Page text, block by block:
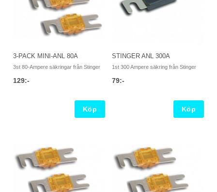
3-PACK MINI-ANL 80A
3st 80-Ampere säkringar från Stinger
129:-
Köp
STINGER ANL 300A
1st 300 Ampere säkring från Stinger
79:-
Köp